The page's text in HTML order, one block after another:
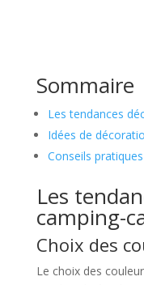
Sommaire
Les tendances
Idées de
Conseils pratiques
Les
camping-
Choix des
Le choix des